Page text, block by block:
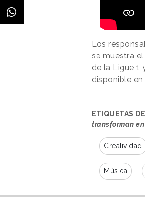
Los
se muestra
de la Ligue 1
disponible en
ETIQUETAS DE
transforman
Creatividad
Música